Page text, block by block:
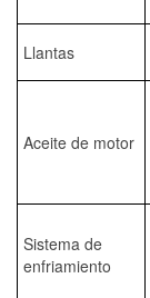
Llantas
Aceite de motor
Sistema de
enfriamiento